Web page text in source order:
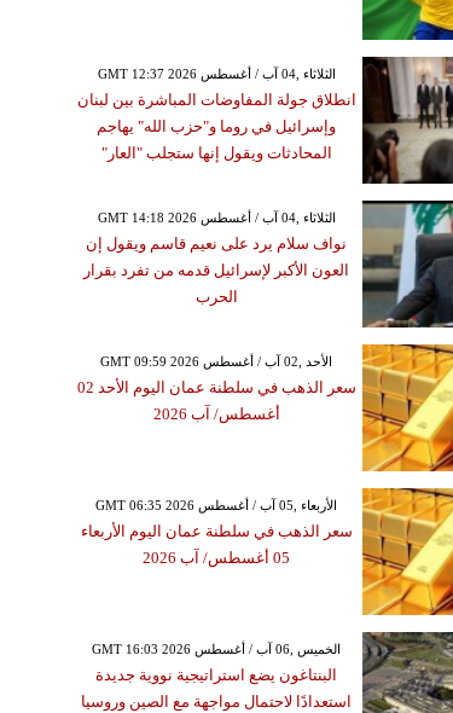
GMT 12:37 2026 الثلاثاء ,04 آب / أغسطس
انطلاق جولة المفاوضات المباشرة بين لبنان
وإسرائيل في روما و"حزب الله" يهاجم
المحادثات ويقول إنها ستجلب "العار"
GMT 14:18 2026 الثلاثاء ,04 آب / أغسطس
نواف سلام يرد على نعيم قاسم ويقول إن
العون الأكبر لإسرائيل قدمه من تفرد بقرار
الحرب
GMT 09:59 2026 الأحد ,02 آب / أغسطس
سعر الذهب في سلطنة عمان اليوم الأحد 02
أغسطس/ آب 2026
GMT 06:35 2026 الأربعاء ,05 آب / أغسطس
سعر الذهب في سلطنة عمان اليوم الأربعاء
05 أغسطس/ آب 2026
GMT 16:03 2026 الخميس ,06 آب / أغسطس
البنتاغون يضع استراتيجية نووية جديدة
استعدادًا لاحتمال مواجهة مع الصين وروسيا